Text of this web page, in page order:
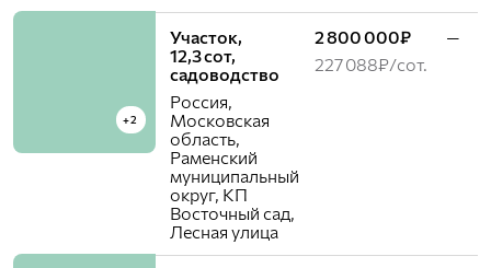
+2
Участок,
12,3 сот,
садоводство
Россия,
Московская
область,
Раменский
муниципальный
округ, КП
Восточный cад,
Лесная улица
2 800 000₽
227 088₽/сот.
—